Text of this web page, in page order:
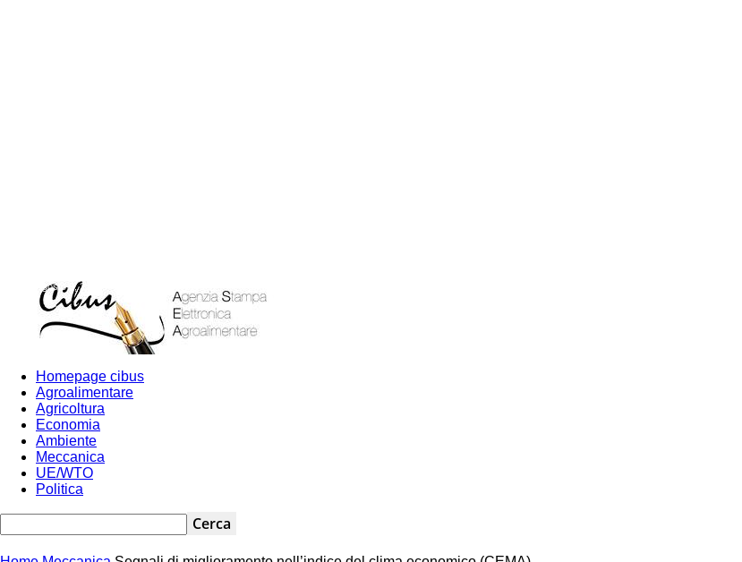
giovedì, Agosto 6, 2026
Homepage cibus
Agroalimentare
Agricoltura
Economia
Ambiente
Meccanica
UE/WTO
Politica